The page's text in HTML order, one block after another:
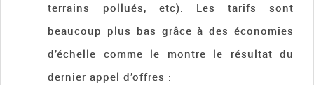
terrains pollués, etc). Les tarifs sont
beaucoup plus bas grâce à des économies
d’échelle comme le montre le résultat du
dernier appel d’offres :